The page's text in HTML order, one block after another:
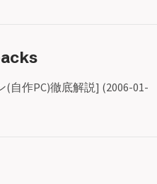
自作PC)徹底解説] (2006-01-